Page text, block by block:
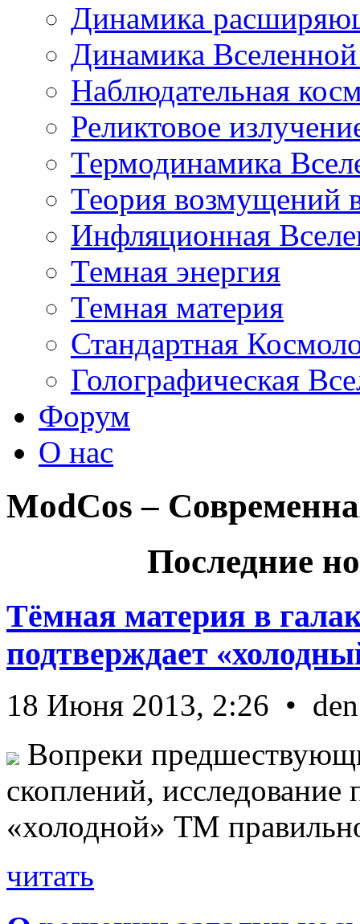
Динамика
Динамика
Наблюдательная
Реликтовое
Термодинамика
Теория возмущений
Инфляционная
Темная энергия
Темная материя
Стандартная
Голографическая
Форум
О нас
ModCos –
Последние
Тёмная материя в
подтверждает
18 Июня 2013, 2:26 • den
Вопреки
скоплений, исследование
«холодной» ТМ
читать